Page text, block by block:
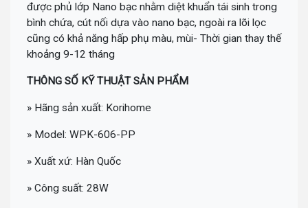
được phủ lớp Nano bạc nhằm diệt khuẩn tái sinh trong
bình chứa, cút nối dựa vào nano bạc, ngoài ra lõi lọc
cũng có khả năng hấp phụ màu, mùi- Thời gian thay thế
khoảng 9-12 tháng
THÔNG SỐ KỸ THUẬT SẢN PHẨM
» Hãng sản xuất: Korihome
» Model: WPK-606-PP
» Xuất xứ: Hàn Quốc
» Công suất: 28W